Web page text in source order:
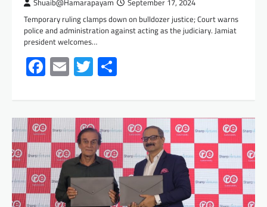
Shuaib@Hamarapayam September 17, 2024
Temporary ruling clamps down on bulldozer justice; Court warns
police and administration against acting as the judiciary. Jamiat
president welcomes…
Facebook
EmailTwitter